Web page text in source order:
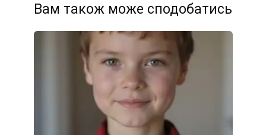
Вам також може сподобатись